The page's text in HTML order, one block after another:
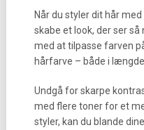
Når du styler dit hår
skabe et look, der ser
med at tilpasse farven
hårfarve – både i
Undgå for skarpe
med flere toner for et
styler, kan du blande